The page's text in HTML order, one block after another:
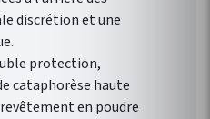
discrétion et une
protection,
cataphorèse haute
en poudre